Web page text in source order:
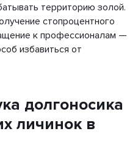
территорию золой.
стопроцентного
к профессионалам —
избавиться от
долгоносика
личинок в